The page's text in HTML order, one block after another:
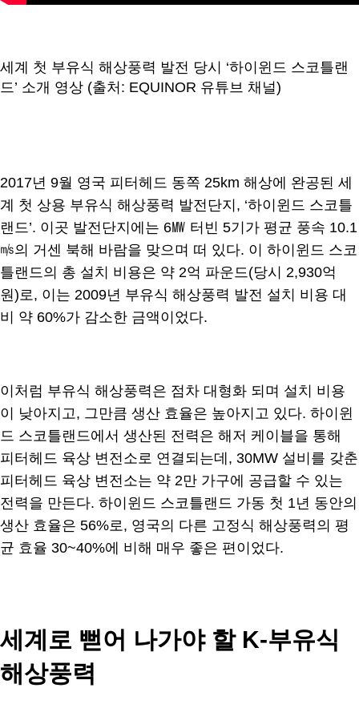
세계 첫 부유식 해상풍력 발전 당시 ‘하이윈드 스코틀랜
드’ 소개 영상 (출처: EQUINOR 유튜브 채널)
2017년 9월 영국 피터헤드 동쪽 25km 해상에 완공된 세
계 첫 상용 부유식 해상풍력 발전단지, ‘하이윈드 스코틀
랜드’. 이곳 발전단지에는 6㎿ 터빈 5기가 평균 풍속 10.1
㎧의 거센 북해 바람을 맞으며 떠 있다. 이 하이윈드 스코
틀랜드의 총 설치 비용은 약 2억 파운드(당시 2,930억
원)로, 이는 2009년 부유식 해상풍력 발전 설치 비용 대
비 약 60%가 감소한 금액이었다.
이처럼 부유식 해상풍력은 점차 대형화 되며 설치 비용
이 낮아지고, 그만큼 생산 효율은 높아지고 있다. 하이윈
드 스코틀랜드에서 생산된 전력은 해저 케이블을 통해
피터헤드 육상 변전소로 연결되는데, 30MW 설비를 갖춘
피터헤드 육상 변전소는 약 2만 가구에 공급할 수 있는
전력을 만든다. 하이윈드 스코틀랜드 가동 첫 1년 동안의
생산 효율은 56%로, 영국의 다른 고정식 해상풍력의 평
균 효율 30~40%에 비해 매우 좋은 편이었다.
세계로 뻗어 나가야 할 K-부유식
해상풍력